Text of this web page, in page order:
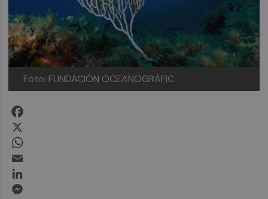
Foto: FUNDACIÓN OCEANOGRÀFIC